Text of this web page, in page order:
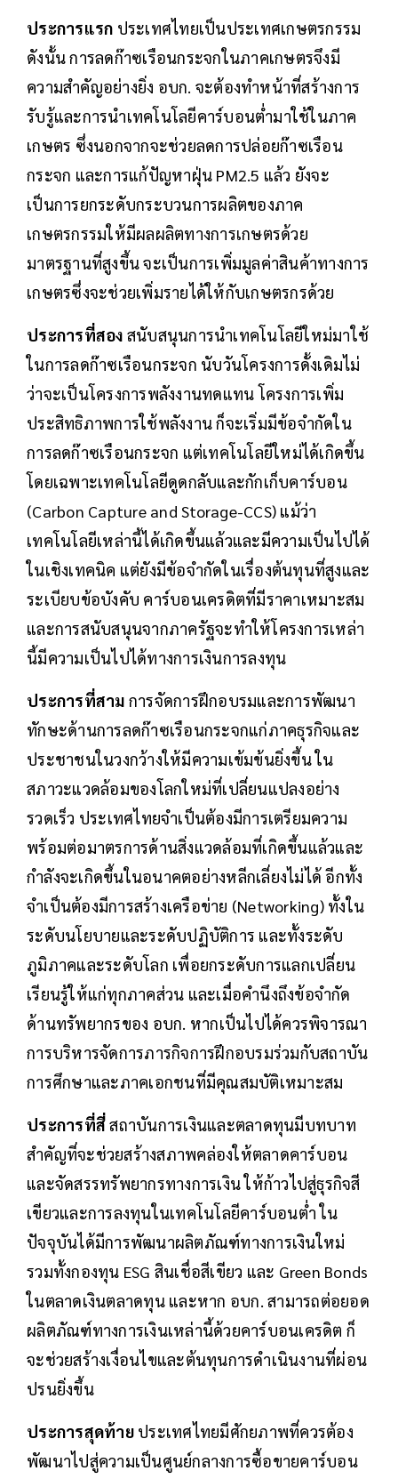
ประการแรก ประเทศไทยเป็นประเทศเกษตรกรรม
ดังนั้น การลดก๊าซเรือนกระจกในภาคเกษตรจึงมี
ความสำคัญอย่างยิ่ง อบก. จะต้องทำหน้าที่สร้างการ
รับรู้และการนำเทคโนโลยีคาร์บอนต่ำมาใช้ในภาค
เกษตร ซึ่งนอกจากจะช่วยลดการปล่อยก๊าซเรือน
กระจก และการแก้ปัญหาฝุ่น PM2.5 แล้ว ยังจะ
เป็นการยกระดับกระบวนการผลิตของภาค
เกษตรกรรมให้มีผลผลิตทางการเกษตรด้วย
มาตรฐานที่สูงขึ้น จะเป็นการเพิ่มมูลค่าสินค้าทางการ
เกษตรซึ่งจะช่วยเพิ่มรายได้ให้กับเกษตรกรด้วย
ประการที่สอง สนับสนุนการนำเทคโนโลยีใหม่มาใช้
ในการลดก๊าซเรือนกระจก นับวันโครงการดั้งเดิมไม่
ว่าจะเป็นโครงการพลังงานทดแทน โครงการเพิ่ม
ประสิทธิภาพการใช้พลังงาน ก็จะเริ่มมีข้อจำกัดใน
การลดก๊าซเรือนกระจก แต่เทคโนโลยีใหม่ได้เกิดขึ้น
โดยเฉพาะเทคโนโลยีดูดกลับและกักเก็บคาร์บอน
(Carbon Capture and Storage-CCS) แม้ว่า
เทคโนโลยีเหล่านี้ได้เกิดขึ้นแล้วและมีความเป็นไปได้
ในเชิงเทคนิค แต่ยังมีข้อจำกัดในเรื่องต้นทุนที่สูงและ
ระเบียบข้อบังคับ คาร์บอนเครดิตที่มีราคาเหมาะสม
และการสนับสนุนจากภาครัฐจะทำให้โครงการเหล่า
นี้มีความเป็นไปได้ทางการเงินการลงทุน
ประการที่สาม การจัดการฝึกอบรมและการพัฒนา
ทักษะด้านการลดก๊าซเรือนกระจกแก่ภาคธุรกิจและ
ประชาชนในวงกว้างให้มีความเข้มข้นยิ่งขึ้น ใน
สภาวะแวดล้อมของโลกใหม่ที่เปลี่ยนแปลงอย่าง
รวดเร็ว ประเทศไทยจำเป็นต้องมีการเตรียมความ
พร้อมต่อมาตรการด้านสิ่งแวดล้อมที่เกิดขึ้นแล้วและ
กำลังจะเกิดขึ้นในอนาคตอย่างหลีกเลี่ยงไม่ได้ อีกทั้ง
จำเป็นต้องมีการสร้างเครือข่าย (Networking) ทั้งใน
ระดับนโยบายและระดับปฏิบัติการ และทั้งระดับ
ภูมิภาคและระดับโลก เพื่อยกระดับการแลกเปลี่ยน
เรียนรู้ให้แก่ทุกภาคส่วน และเมื่อคำนึงถึงข้อจำกัด
ด้านทรัพยากรของ อบก. หากเป็นไปได้ควรพิจารณา
การบริหารจัดการภารกิจการฝึกอบรมร่วมกับสถาบัน
การศึกษาและภาคเอกชนที่มีคุณสมบัติเหมาะสม
ประการที่สี่สถาบันการเงินและตลาดทุนมีบทบาท
สำคัญที่จะช่วยสร้างสภาพคล่องให้ตลาดคาร์บอน
และจัดสรรทรัพยากรทางการเงิน ให้ก้าวไปสู่ธุรกิจสี
เขียวและการลงทุนในเทคโนโลยีคาร์บอนต่ำ ใน
ปัจจุบันได้มีการพัฒนาผลิตภัณฑ์ทางการเงินใหม่
รวมทั้งกองทุน ESG สินเชื่อสีเขียว และ Green Bonds
ในตลาดเงินตลาดทุน และหาก อบก. สามารถต่อยอด
ผลิตภัณฑ์ทางการเงินเหล่านี้ด้วยคาร์บอนเครดิต ก็
จะช่วยสร้างเงื่อนไขและต้นทุนการดำเนินงานที่ผ่อน
ปรนยิ่งขึ้น
ประการสุดท้ายประเทศไทยมีศักยภาพที่ควรต้อง
พัฒนาไปสู่ความเป็นศูนย์กลางการซื้อขายคาร์บอน